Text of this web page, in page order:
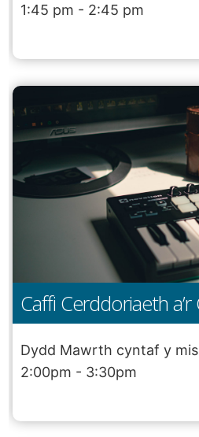
1:45 pm - 2:45 pm
Caffi Cerddoriaeth a’r
Dydd Mawrth cyntaf y mis
2:00pm - 3:30pm